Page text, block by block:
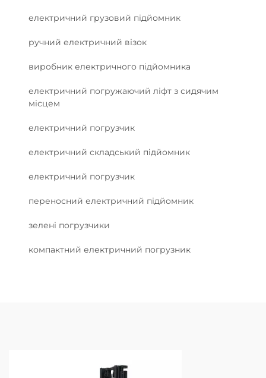
електричний грузовий підйомник
ручний електричний візок
виробник електричного підйомника
електричний погружаючий ліфт з сидячим
місцем
електричний погрузчик
електричний складський підйомник
електричний погрузчик
переносний електричний підйомник
зелені погрузчики
компактний електричний погрузник